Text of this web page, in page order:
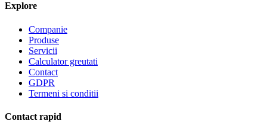
Explore
Companie
Produse
Servicii
Calculator greutati
Contact
GDPR
Termeni si conditii
Contact rapid